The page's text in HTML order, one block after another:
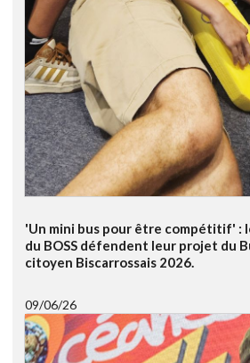
'Un mini bus pour être compétitif' :
du BOSS défendent leur projet du
citoyen Biscarrossais 2026.
09/06/26